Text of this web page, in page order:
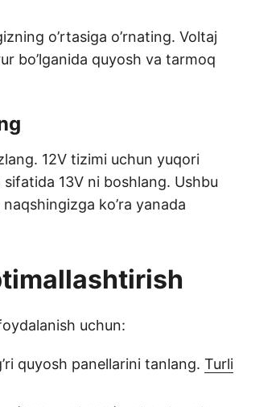
o’rtasiga o’rnating. Voltaj
bo’lganida quyosh va tarmoq
12V tizimi uchun yuqori
13V ni boshlang. Ushbu
ko’ra yanada
uchun:
quyosh panellarini tanlang. Turli